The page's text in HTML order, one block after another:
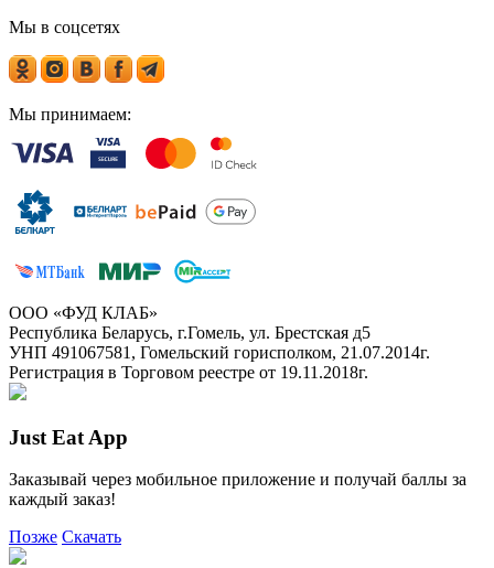
Мы в соцсетях
Мы принимаем:
ООО «ФУД КЛАБ»
Республика Беларусь, г.Гомель, ул. Брестская д5
УНП 491067581, Гомельский горисполком, 21.07.2014г.
Регистрация в Торговом реестре от 19.11.2018г.
Just Eat App
Заказывай через мобильное приложение и получай баллы за
каждый заказ!
Позже Скачать